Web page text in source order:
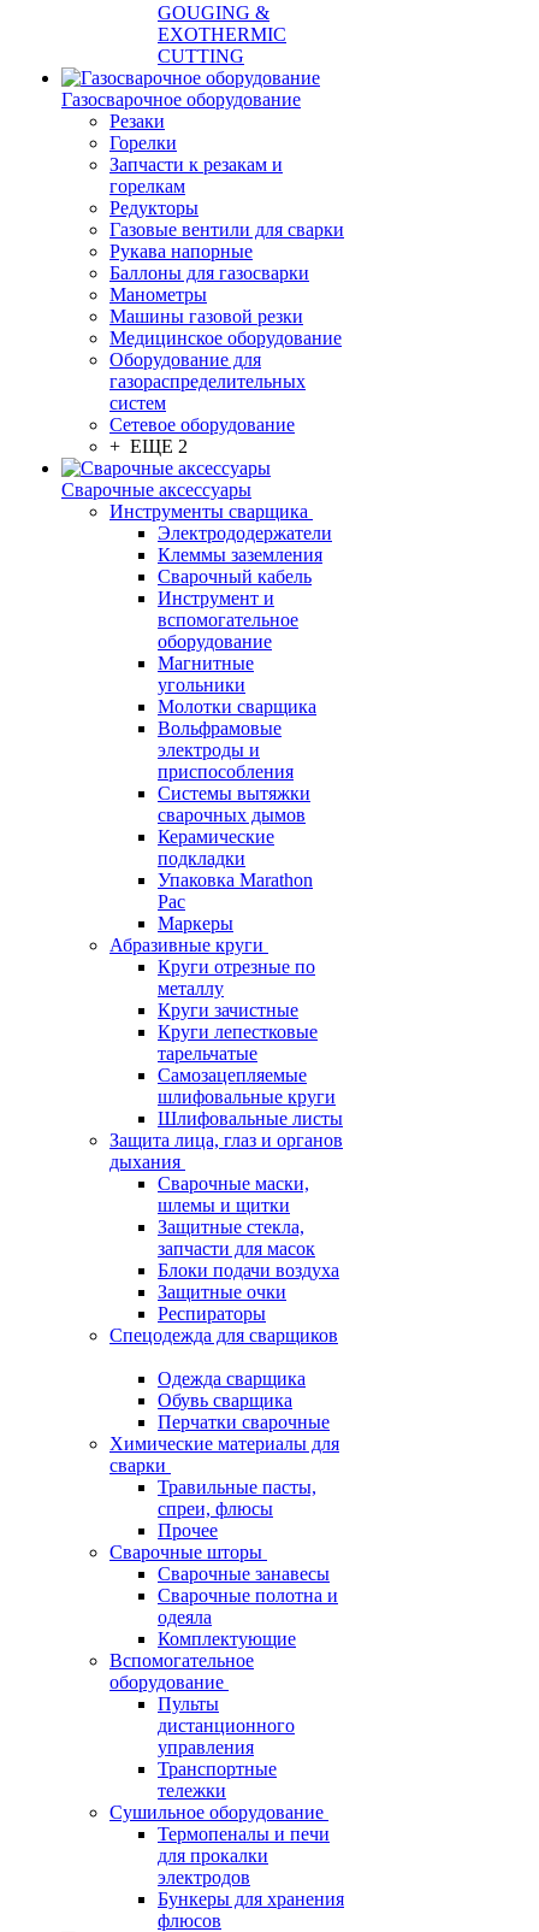
GOUGING &
EXOTHERMIC
CUTTING
Газосварочное оборудование
Резаки
Горелки
Запчасти к резакам и
горелкам
Редукторы
Газовые вентили для сварки
Рукава напорные
Баллоны для газосварки
Манометры
Машины газовой резки
Медицинское оборудование
Оборудование для
газораспределительных
систем
Сетевое оборудование
+ ЕЩЕ 2
Сварочные аксессуары
Инструменты сварщика
Электрододержатели
Клеммы заземления
Сварочный кабель
Инструмент и
вспомогательное
оборудование
Магнитные
угольники
Молотки сварщика
Вольфрамовые
электроды и
приспособления
Системы вытяжки
сварочных дымов
Керамические
подкладки
Упаковка Marathon
Pac
Маркеры
Абразивные круги
Круги отрезные по
металлу
Круги зачистные
Круги лепестковые
тарельчатые
Самозацепляемые
шлифовальные круги
Шлифовальные листы
Защита лица, глаз и органов
дыхания
Сварочные маски,
шлемы и щитки
Защитные стекла,
запчасти для масок
Блоки подачи воздуха
Защитные очки
Респираторы
Спецодежда для сварщиков
Одежда сварщика
Обувь сварщика
Перчатки сварочные
Химические материалы для
сварки
Травильные пасты,
спреи, флюсы
Прочее
Сварочные шторы
Сварочные занавесы
Сварочные полотна и
одеяла
Комплектующие
Вспомогательное
оборудование
Пульты
дистанционного
управления
Транспортные
тележки
Сушильное оборудование
Термопеналы и печи
для прокалки
электродов
Бункеры для хранения
флюсов